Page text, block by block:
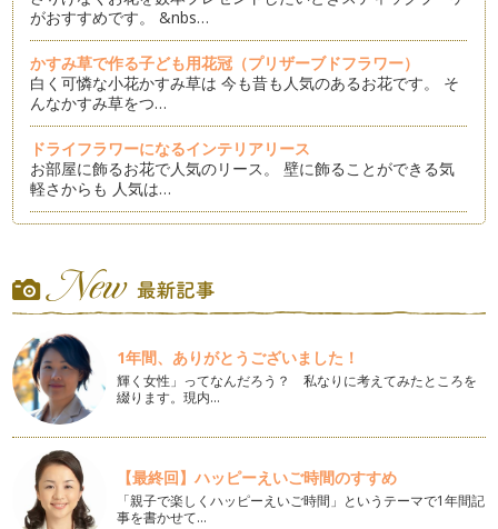
がおすすめです。 &nbs…
かすみ草で作る子ども用花冠（プリザーブドフラワー）
白く可憐な小花かすみ草は 今も昔も人気のあるお花です。 そ
んなかすみ草をつ…
ドライフラワーになるインテリアリース
お部屋に飾るお花で人気のリース。 壁に飾ることができる気
軽さからも 人気は…
ーケ。 今回はセン…
ヒマワリの花冠の作り方
夏のお花といえば「ヒマワリ」今回はヒマワリのフレッシュフ
ラワー（生花）を使用して夏らしい花…
梅雨の時期のプリザーブドフラワーのお手入れ方法
最近は花屋さんなどで見かけることが多くなったプリザーブド
フラワー。ご存知の方もいらっしゃる…
花言葉と一緒に贈るお祝いのお花
ご出産お祝い ご結婚お祝い 新築お祝い など…
1年間、ありがとうございました！
輝く女性」ってなんだろう？ 私なりに考えてみたところを
綴ります。現内…
【最終回】ハッピーえいご時間のすすめ
「親子で楽しくハッピーえいご時間」というテーマで1年間記
事を書かせて…